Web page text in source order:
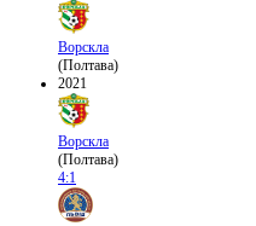
Ворскла
(Полтава)
2021
Ворскла
(Полтава)
4:1